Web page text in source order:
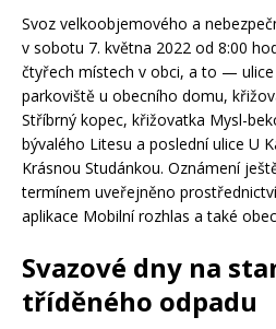
Svoz velkoobjemového a
v sobotu 7. května 2022 od 8:00
čtyřech místech v obci, a to —
parkoviště u obecního domu,
Stříbrný kopec, křižovatka Mysl-
bývalého Litesu a poslední ulice U
Krásnou Studánkou. Oznámení
termínem uveřejněno
aplikace Mobilní rozhlas a také
Svazové dny na
tříděného odpadu